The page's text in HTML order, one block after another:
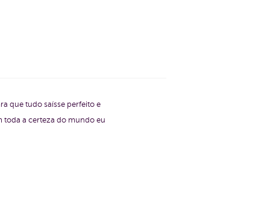
que tudo saísse perfeito e
toda a certeza do mundo eu